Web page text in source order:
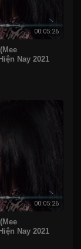
00:05:26
Nay 2021
00:05:26
Nay 2021